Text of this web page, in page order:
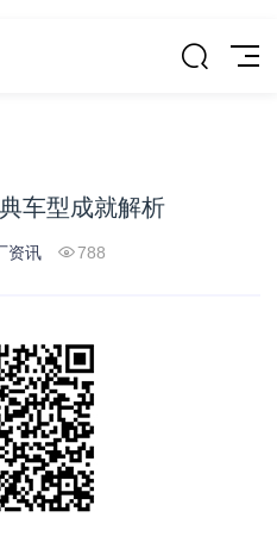
车型成就解析
资讯 788